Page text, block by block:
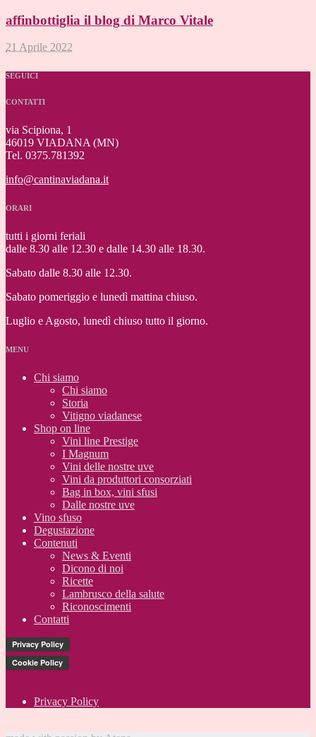
affinbottiglia il blog di Marco Vitale
21 Aprile 2022
SEGUICI
CONTATTI
via Scipiona, 1
46019 VIADANA (MN)
Tel. 0375.781392
info@cantinaviadana.it
ORARI
tutti i giorni feriali
dalle 8.30 alle 12.30 e dalle 14.30 alle 18.30.
Sabato dalle 8.30 alle 12.30.
Sabato pomeriggio e lunedì mattina chiuso.
Luglio e Agosto, lunedì chiuso tutto il giorno.
MENU
Chi siamo
Chi siamo
Storia
Vitigno viadanese
Shop on line
Vini line Prestige
I Magnum
Vini delle nostre uve
Vini da produttori consorziati
Bag in box, vini sfusi
Dalle nostre uve
Vino sfuso
Degustazione
Contenuti
News & Eventi
Dicono di noi
Ricette
Lambrusco della salute
Riconoscimenti
Contatti
Privacy Policy